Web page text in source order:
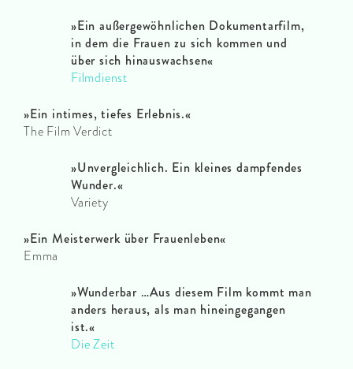
»Ein außergewöhnlichen Dokumentarfilm,
in dem die Frauen zu sich kommen und
über sich hinauswachsen«
Filmdienst
»Ein intimes, tiefes Erlebnis.«
The Film Verdict
»Unvergleichlich. Ein kleines dampfendes
Wunder.«
Variety
»Ein Meisterwerk über Frauenleben«
Emma
»Wunderbar …Aus diesem Film kommt man
anders heraus, als man hineingegangen
ist.«
Die Zeit